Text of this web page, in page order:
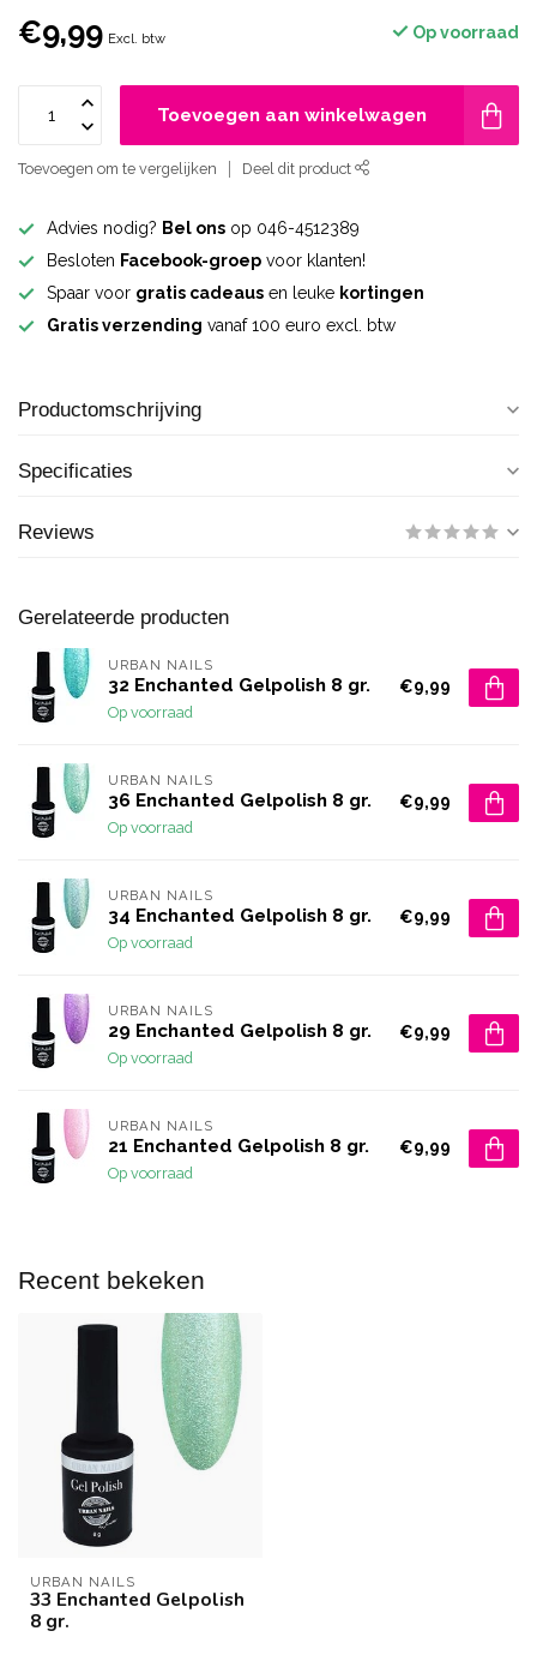
€9,99 Excl. btw Op voorraad
Toevoegen aan winkelwagen
Toevoegen om te vergelijken Deel dit product
Advies nodig? Bel ons op 046-4512389
Besloten Facebook-groep voor klanten!
Spaar voor gratis cadeaus en leuke kortingen
Gratis verzending vanaf 100 euro excl. btw
Productomschrijving
Specificaties
Reviews
Gerelateerde producten
URBAN NAILS
32 Enchanted Gelpolish 8 gr.
Op voorraad
€9,99
URBAN NAILS
36 Enchanted Gelpolish 8 gr.
Op voorraad
€9,99
URBAN NAILS
34 Enchanted Gelpolish 8 gr.
Op voorraad
€9,99
URBAN NAILS
29 Enchanted Gelpolish 8 gr.
Op voorraad
€9,99
URBAN NAILS
21 Enchanted Gelpolish 8 gr.
Op voorraad
€9,99
Recent bekeken
URBAN NAILS
33 Enchanted Gelpolish
8 gr.